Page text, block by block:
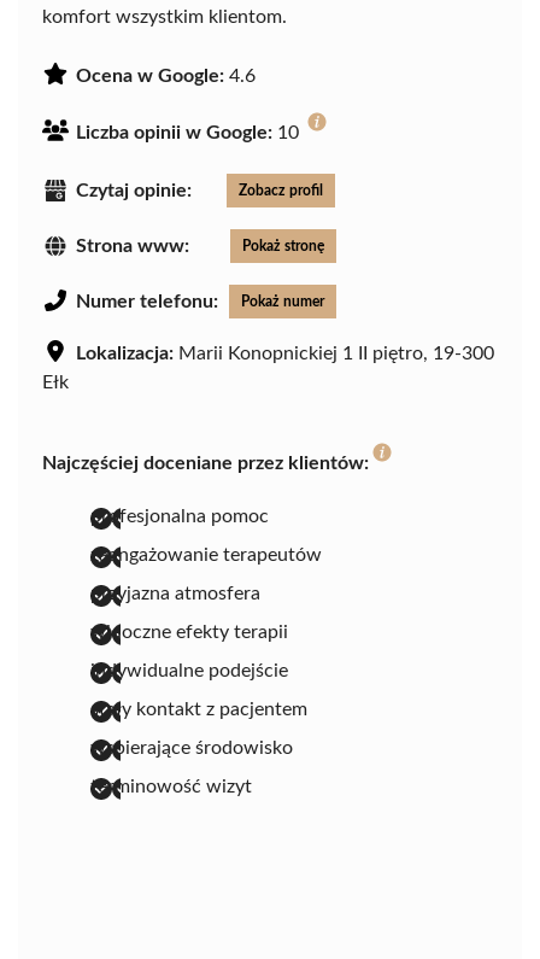
komfort wszystkim klientom.
Ocena w Google: 4.6
Liczba opinii w Google: 10
Czytaj opinie: Zobacz profil
Strona www: Pokaż stronę
Numer telefonu: Pokaż numer
Lokalizacja: Marii Konopnickiej 1 II piętro, 19-300
Ełk
Najczęściej doceniane przez klientów:
profesjonalna pomoc
zaangażowanie terapeutów
przyjazna atmosfera
widoczne efekty terapii
indywidualne podejście
stały kontakt z pacjentem
wspierające środowisko
terminowość wizyt